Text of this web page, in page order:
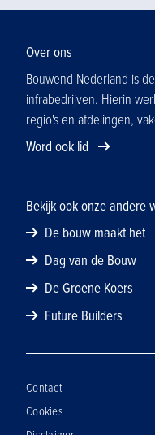
Richtlijn. Binnen
asbest
organisaties
verwijderen.
voorkomen,
Zaken en
bestaande
ten grondslag
echter veel
die
aan asbest.
Over ons
Bouwend Nederland is
infrabedrijven. Hierin
regio's en afdelingen,
Word ook lid
Bekijk ook onze andere
De bouw maakt het
Dag van de Bouw
De Groene Koers
Future Builders
Contact
Cookies